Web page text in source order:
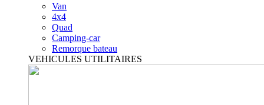
Van
4x4
Quad
Camping-car
Remorque bateau
VEHICULES UTILITAIRES